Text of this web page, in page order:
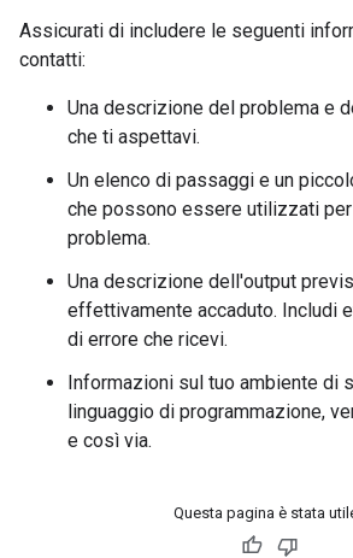
Assicurati di includere le seguenti
contatti:
Una descrizione del problema e
che ti aspettavi.
Un elenco di passaggi e un
che possono essere utilizzati
problema.
Una descrizione dell'output
effettivamente accaduto. Includi
di errore che ricevi.
Informazioni sul tuo ambiente di
linguaggio di programmazione,
e così via.
Questa pagina è stata